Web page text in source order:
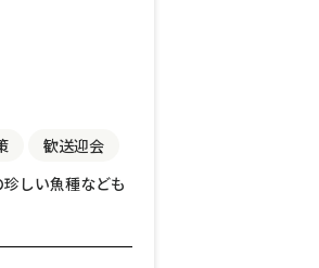
歓送迎会
しい魚種なども